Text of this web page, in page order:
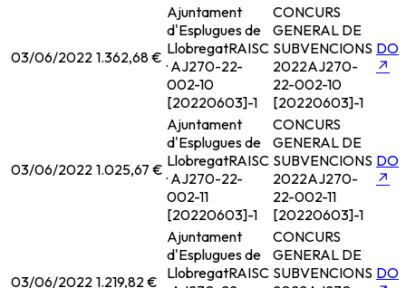
03/06/2022 1.362,68 €
Ajuntament
d'Esplugues de
LlobregatRAISC
· AJ270-22-
002-10
[20220603]-1
CONCURS
GENERAL DE
SUBVENCIONS
2022AJ270-
22-002-10
[20220603]-1
↗
03/06/2022 1.025,67 €
Ajuntament
d'Esplugues de
LlobregatRAISC
· AJ270-22-
002-11
[20220603]-1
CONCURS
GENERAL DE
SUBVENCIONS
2022AJ270-
22-002-11
[20220603]-1
↗
03/06/2022 1.219,82 €
Ajuntament
d'Esplugues de
LlobregatRAISC
CONCURS
GENERAL DE
SUBVENCIONS